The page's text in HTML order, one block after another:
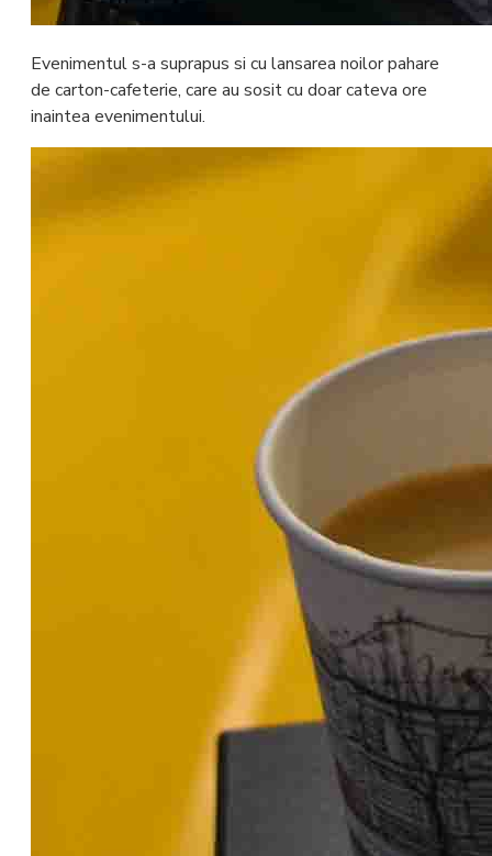
Evenimentul s-a suprapus si cu lansarea noilor pahare
de carton-cafeterie, care au sosit cu doar cateva ore
inaintea evenimentului.